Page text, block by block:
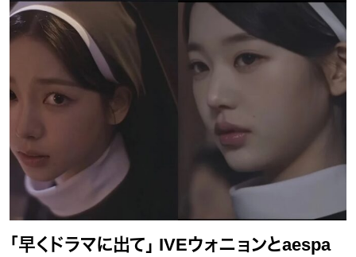
「早くドラマに出て」 IVEウォニョンとaespa